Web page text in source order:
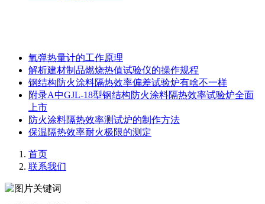
氧弹热量计的工作原理
解析建材制品燃烧热值试验仪的操作规程
钢结构防火涂料隔热效率偏差试验炉有啥不一样
附录A中GJL-18型钢结构防火涂料隔热效率试验炉全面
上市
防火涂料隔热效率测试炉的制作方法
保温隔热效率耐火极限的测定
首页
联系我们